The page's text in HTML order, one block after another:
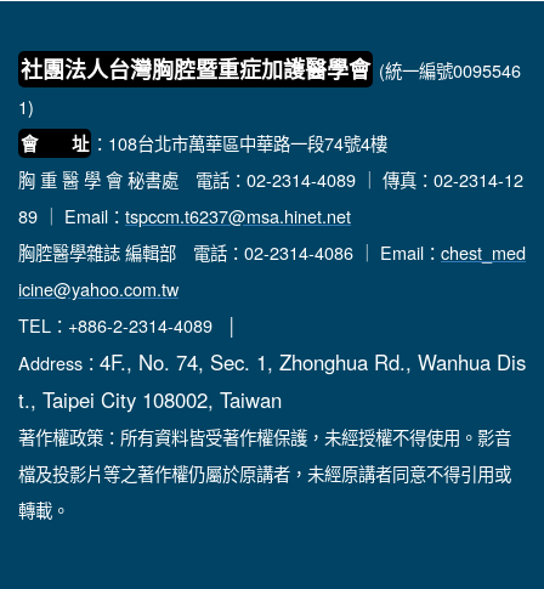
社團法人台灣胸腔暨重症加護醫學會 (統一編號0095546
1)
會 址 ：108台北市萬華區中華路一段74號4樓
胸 重 醫 學 會 秘書處 電話：02-2314-4089 ｜ 傳真：02-2314-12
89 ｜ Email： tspccm.t6237@msa.hinet.net
胸腔醫學雜誌 編輯部 電話：02-2314-4086 ｜ Email： chest_med
icine@yahoo.com.tw
TEL：+886-2-2314-4089 │
Address： 4F., No. 74, Sec. 1, Zhonghua Rd., Wanhua Dis
t., Taipei City 108002, Taiwan
著作權政策：所有資料皆受著作權保護，未經授權不得使用。影音
檔及投影片等之著作權仍屬於原講者，未經原講者同意不得引用或
轉載。